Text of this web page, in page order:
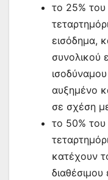
το 25%
εισόδημα,
συνολικού
αυξημένο
σε σχέση
το 50%
κατέχουν